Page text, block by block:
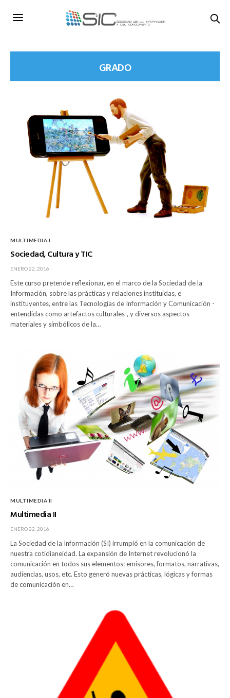
GRADO
MULTIMEDIA I
Sociedad, Cultura y TIC
ENERO 22, 2016
Este curso pretende reflexionar, en el marco de la Sociedad de la
Información, sobre las prácticas y relaciones instituidas, e
instituyentes, entre las Tecnologías de Información y Comunicación -
entendidas como artefactos culturales-, y diversos aspectos
materiales y simbólicos de la…
MULTIMEDIA II
Multimedia II
ENERO 22, 2016
La Sociedad de la Información (SI) irrumpió en la comunicación de
nuestra cotidianeidad. La expansión de Internet revolucionó la
comunicación en todos sus elementos: emisores, formatos, narrativas,
audiencias, usos, etc. Esto generó nuevas prácticas, lógicas y formas
de comunicación en…